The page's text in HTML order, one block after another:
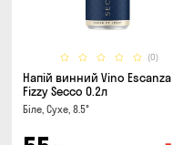
(0)
Напій винний Vino Escanza
Fizzy Secco 0.2л
Біле, Сухе, 8.5°